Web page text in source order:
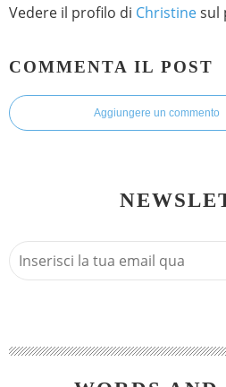
Vedere il profilo di Christinesul
COMMENTA IL POST
Aggiungere un commento